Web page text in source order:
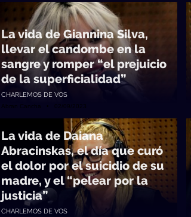
La vida de Giannina Silva,
llevar el candombe en la
sangre y romper “el prejuicio
de la superficialidad”
CHARLEMOS DE VOS
Abran Cancha • 02/09/2023
La vida de Daiana
Abracinskas, el día que curó
el dolor por el suicidio de su
madre, y el “pelear por la
justicia”
CHARLEMOS DE VOS